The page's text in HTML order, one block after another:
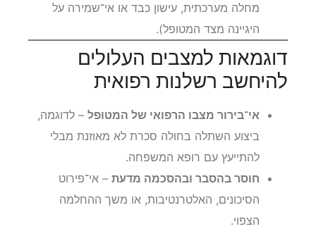
מחלה מערכתית, עישון כבד או אי־שמירה על
היגיינה מצד המטופל).
דוגמאות למצבים העלולים
להיחשב רשלנות רפואית
אי־בירור מצבו הרפואי של המטופל – לדוגמה,
ביצוע השתלה בחולה סכרת לא מאוזנת מבלי
להתייעץ עם רופא המשפחה.
חוסר בהסבר ובהסכמה מדעת – אי־פירוט
הסיכונים, האלטרנטיבות, או משך ההחלמה
הצפוי.